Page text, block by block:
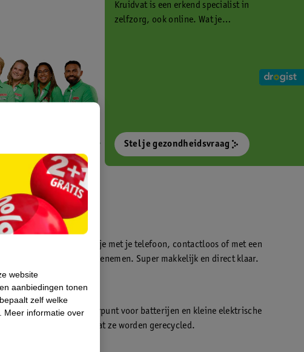
Kruidvat is een erkend specialist in
zelfzorg, ook online. Wat je
Stel je gezondheidsvraag
een fotokiosk waarmee je met je telefoon, contactloos of met een
jouw foto’s direct kan meenemen. Super makkelijk en direct klaar.
je een WeCycle inleverpunt voor batterijen en kleine elektrische
je gratis inleveren zodat ze worden gerecycled.
website
aanbiedingen tonen
zelf welke
Meer informatie over